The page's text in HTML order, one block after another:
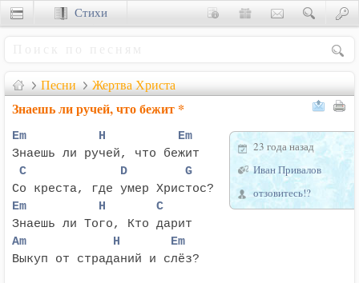
Песни Жертва Христа
Знаешь ли ручей, что бежит *
23 года назад
Иван Привалов
отзовитесь!?
Em          H          Em
С             D        G
Em          Н       С
Am            H       Em
Выкуп от страданий и слёз?
Стихи